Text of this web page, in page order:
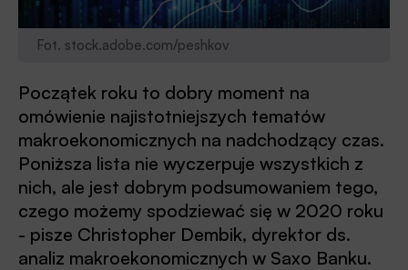
Fot. stock.adobe.com/peshkov
Początek roku to dobry moment na
omówienie najistotniejszych tematów
makroekonomicznych na nadchodzący czas.
Poniższa lista nie wyczerpuje wszystkich z
nich, ale jest dobrym podsumowaniem tego,
czego możemy spodziewać się w 2020 roku
- pisze Christopher Dembik, dyrektor ds.
analiz makroekonomicznych w Saxo Banku.